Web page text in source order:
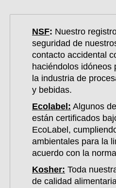
NSF: Nuestro
seguridad de
contacto accidental
haciéndolos idóneos
la industria de
y bebidas.
Ecolabel: Algunos
están certificados
EcoLabel,
ambientales para la
acuerdo con la
Kosher: Toda
de calidad